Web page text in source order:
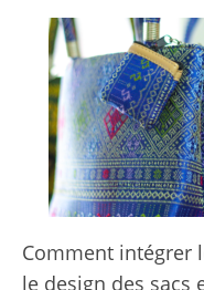
Comment intégrer
le design des sacs